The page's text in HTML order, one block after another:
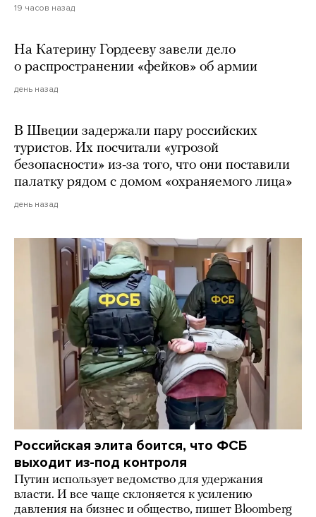
19 часов назад
На Катерину Гордееву завели дело
о распространении «фейков» об армии
день назад
В Швеции задержали пару российских
туристов. Их посчитали «угрозой
безопасности» из-за того, что они поставили
палатку рядом с домом «охраняемого лица»
день назад
Российская элита боится, что ФСБ
выходит из-под контроля
Путин использует ведомство для удержания
власти. И все чаще склоняется к усилению
давления на бизнес и общество, пишет Bloomberg